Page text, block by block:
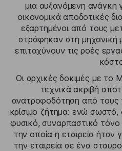
μια αυξανόμενη ανάγκη
οικονομικά αποδοτικές
εξαρτημένοι από τους
στράφηκαν στη μηχανική
επιταχύνουν τις ροές
Οι αρχικές δοκιμές με το
τεχνικά ακριβή
ανατροφοδότηση από
κρίσιμο ζήτημα: ενώ σωστό,
φυσικό, συναρπαστικό
την οποία η εταιρεία
την εταιρεία σε ένα